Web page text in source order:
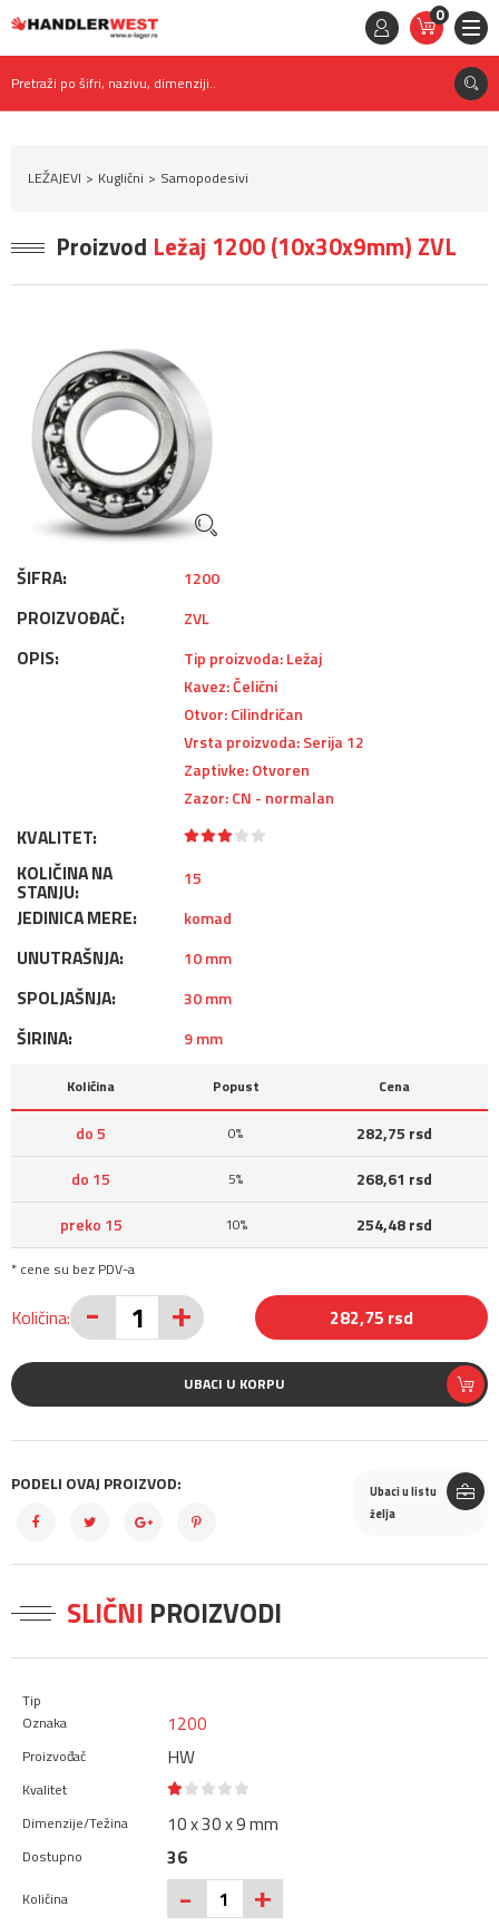
0
STAVKE
0,
RSD
Pretraži po šifri, nazivu, dimenziji..
LEŽAJEVI Kuglični Samopodesivi
Proizvod Ležaj 1200 (10x30x9mm) ZVL
ŠIFRA: 1200
PROIZVOĐAČ: ZVL
OPIS:
Tip proizvoda: Ležaj
Kavez: Čelični
Otvor: Cilindričan
Vrsta proizvoda: Serija 12
Zaptivke: Otvoren
Zazor: CN - normalan
KVALITET:
KOLIČINA NA
STANJU:
15
JEDINICA MERE: komad
UNUTRAŠNJA: 10 mm
SPOLJAŠNJA: 30 mm
ŠIRINA: 9 mm
Količina Popust Cena
do 5 0%
282,75 rsd
do 15
5%
268,61 rsd
preko 15
10% 254,48 rsd
* cene su bez PDV-a
Količina: - + 282,75 rsd
UBACI U KORPU
PODELI OVAJ PROIZVOD:
Ubaci u listu
želja
SLIČNI PROIZVODI
1200
HW
10 x 30 x 9 mm
36
- +